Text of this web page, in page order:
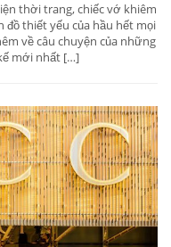
thời trang, chiếc vớ khiêm
đồ thiết yếu của hầu hết mọi
về câu chuyện của những
mới nhất […]